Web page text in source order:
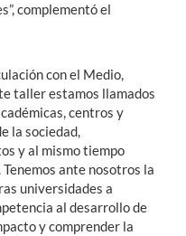
complementó el
con el Medio,
taller estamos llamados
centros y
la sociedad,
y al mismo tiempo
ante nosotros la
universidades a
al desarrollo de
y comprender la